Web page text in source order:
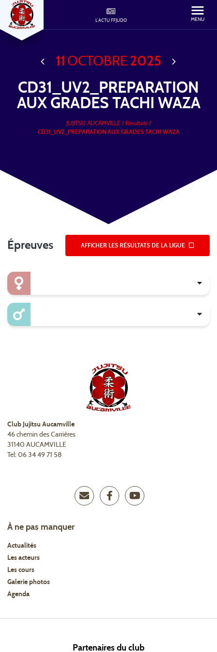
L'ACTU FFJUDO MENU
11 OCTOBRE 2025
CD31_UV2_PREPARATION
AUX GRADES TACHI WAZA
JUJITSU AUCAMVILLE / Résultats /
CD31_UV2_PREPARATION AUX GRADES TACHI WAZA
Épreuves AFFICHER LES RÉSULTATS DE LA LIGUE
Club Jujitsu Aucamville
46 chemin des Carrières
31140 AUCAMVILLE
Tel: 06 34 49 71 58
À ne pas manquer
Actualités
Les acteurs
Les cours
Galerie photos
Agenda
Partenaires du club